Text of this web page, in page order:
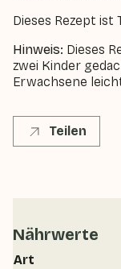
Dieses Rezept ist
Hinweis: Dieses
zwei Kinder
Erwachsene
Teilen
Nährwerte
Art